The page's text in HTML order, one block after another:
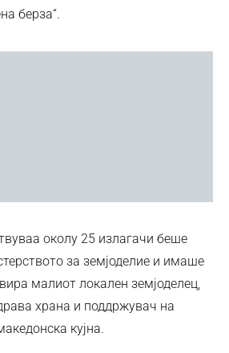
берза“.
околу 25 излагачи беше
за земјоделие и имаше
малиот локален земјоделец,
храна и поддржувач на
кујна.